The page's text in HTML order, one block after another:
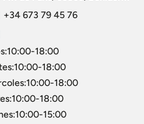
+34 673 79 45 76
18:00
18:00
18:00
18:00
15:00